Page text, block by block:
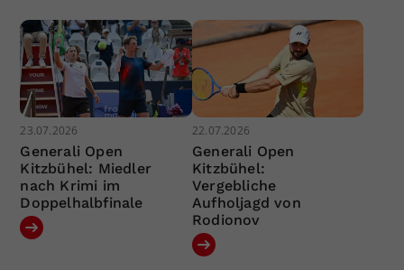
23.07.2026
Generali Open
Kitzbühel: Miedler
nach Krimi im
Doppelhalbfinale
22.07.2026
Generali Open
Kitzbühel:
Vergebliche
Aufholjagd von
Rodionov